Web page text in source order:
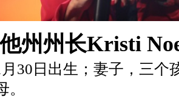
州州长Kristi
月 30 日出生；妻子，三个